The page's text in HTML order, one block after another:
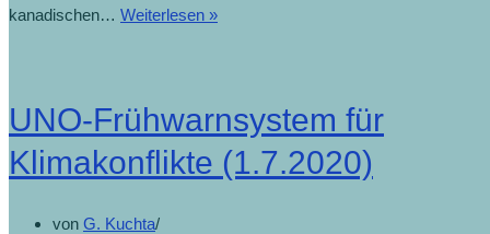
kanadischen… Weiterlesen »
UNO-Frühwarnsystem für
Klimakonflikte (1.7.2020)
von G. Kuchta